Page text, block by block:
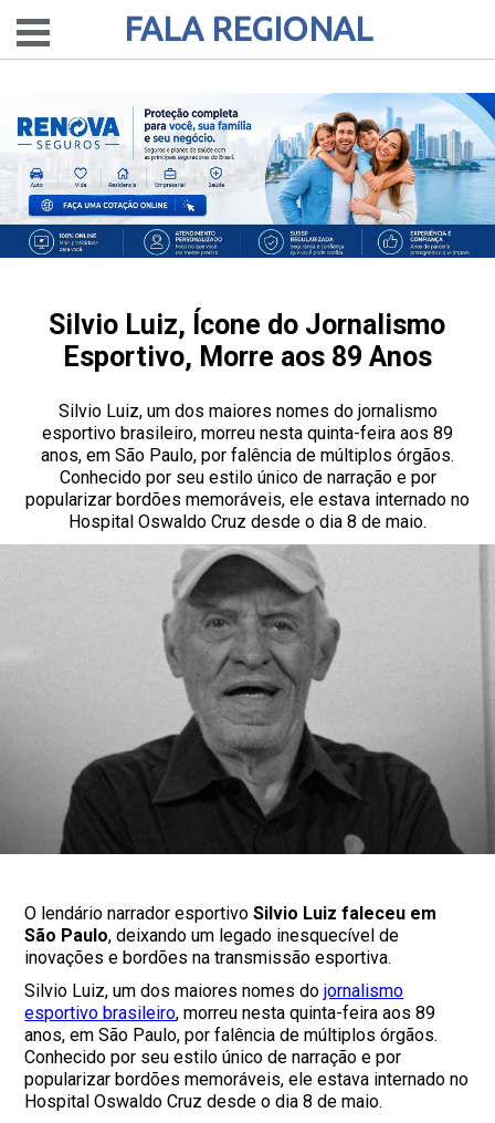
FALA REGIONAL
Silvio Luiz, Ícone do Jornalismo
Esportivo, Morre aos 89 Anos
Silvio Luiz, um dos maiores nomes do jornalismo
esportivo brasileiro, morreu nesta quinta-feira aos 89
anos, em São Paulo, por falência de múltiplos órgãos.
Conhecido por seu estilo único de narração e por
popularizar bordões memoráveis, ele estava internado no
Hospital Oswaldo Cruz desde o dia 8 de maio.
O lendário narrador esportivoSilvio Luiz faleceu em
São Paulo, deixando um legado inesquecível de
inovações e bordões na transmissão esportiva.
Silvio Luiz, um dos maiores nomes dojornalismo
esportivo brasileiro, morreu nesta quinta-feira aos 89
anos, em São Paulo, por falência de múltiplos órgãos.
Conhecido por seu estilo único de narração e por
popularizar bordões memoráveis, ele estava internado no
Hospital Oswaldo Cruz desde o dia 8 de maio.